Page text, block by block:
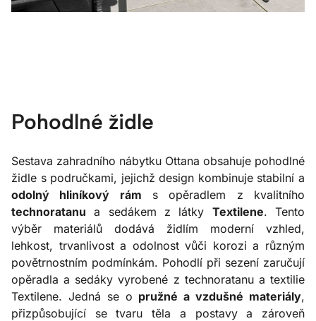
Pohodlné židle
Sestava zahradního nábytku Ottana obsahuje pohodlné
židle s područkami, jejichž design kombinuje stabilní a
odolný hliníkový rám s opěradlem z kvalitního
technoratanu a sedákem z látky Textilene. Tento
výběr materiálů dodává židlím moderní vzhled,
lehkost, trvanlivost a odolnost vůči korozi a různým
povětrnostním podmínkám. Pohodlí při sezení zaručují
opěradla a sedáky vyrobené z technoratanu a textilie
Textilene. Jedná se o pružné a vzdušné materiály,
přizpůsobující se tvaru těla a postavy a zároveň